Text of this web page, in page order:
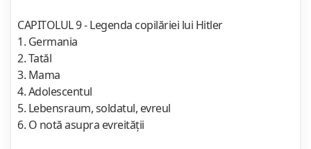
CAPITOLUL 9 - Legenda copilăriei lui Hitler
1. Germania
2. Tatăl
3. Mama
4. Adolescentul
5. Lebensraum, soldatul, evreul
6. O notă asupra evreităţii